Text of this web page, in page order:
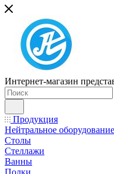
Интернет-магазин
Продукция
Нейтральное оборудование
Столы
Стеллажи
Ванны
Полки